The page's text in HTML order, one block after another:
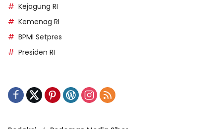
Kejagung RI
Kemenag RI
BPMI Setpres
Presiden RI